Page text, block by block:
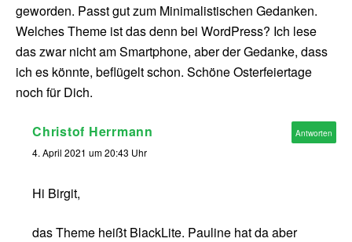
geworden. Passt gut zum Minimalistischen Gedanken.
Welches Theme ist das denn bei WordPress? Ich lese
das zwar nicht am Smartphone, aber der Gedanke, dass
ich es könnte, beflügelt schon. Schöne Osterfeiertage
noch für Dich.
Christof Herrmann
4. April 2021 um 20:43 Uhr
Hi Birgit,
das Theme heißt BlackLite. Pauline hat da aber
Antworten